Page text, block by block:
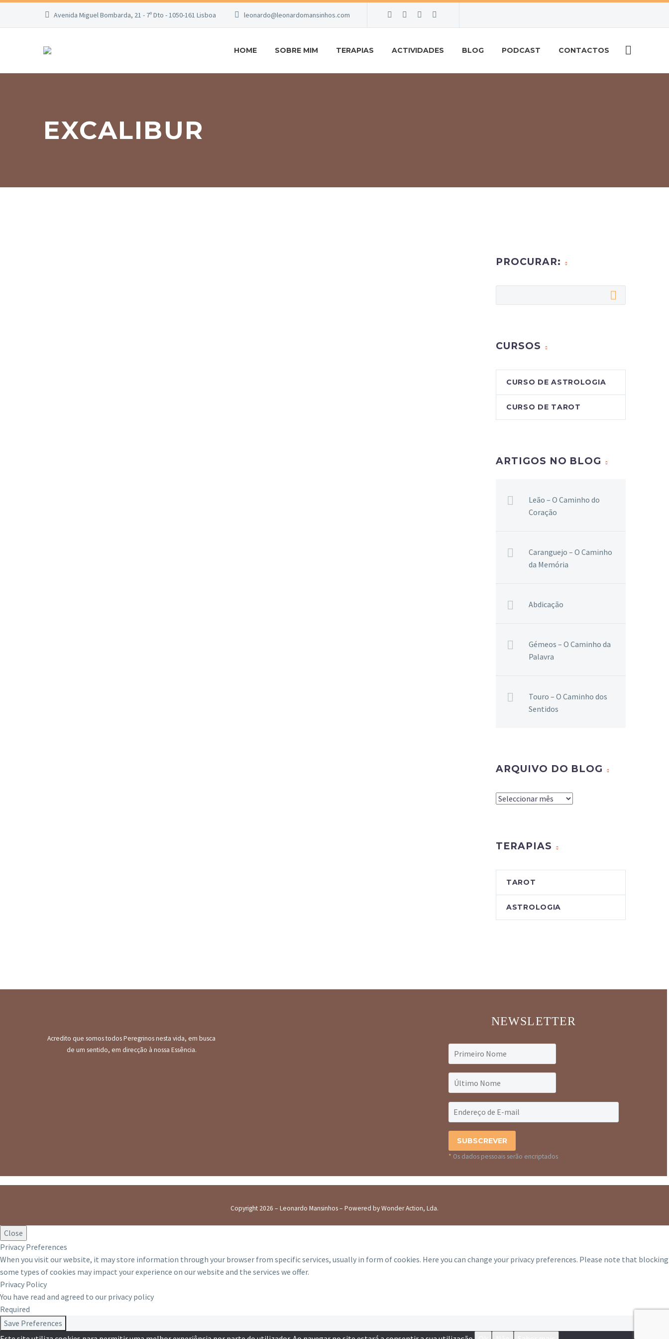
Avenida Miguel Bombarda, 21 - 7º Dto - 1050-161 Lisboa leonardo@leonardomansinhos.com
HOME SOBRE MIM TERAPIAS ACTIVIDADES BLOG PODCAST CONTACTOS
EXCALIBUR
PROCURAR:
CURSOS
CURSO DE ASTROLOGIA
CURSO DE TAROT
ARTIGOS NO BLOG
Leão – O Caminho do
Coração
Caranguejo – O Caminho
da Memória
Abdicação
Gémeos – O Caminho da
Palavra
Touro – O Caminho dos
Sentidos
ARQUIVO DO BLOG
Arquivo
TERAPIAS
TAROT
ASTROLOGIA
Acredito que somos todos Peregrinos nesta vida, em busca
de um sentido, em direcção à nossa Essência.
NEWSLETTER
* Os dados pessoais serão encriptados
Copyright 2026 – Leonardo Mansinhos – Powered by Wonder Action, Lda.
Close
Privacy Preferences
When you visit our website, it may store information through your browser from specific services, usually in form of cookies. Here you can change your privacy preferences. Please note that blocking
some types of cookies may impact your experience on our website and the services we offer.
Privacy Policy
You have read and agreed to our privacy policy
Required
Save Preferences